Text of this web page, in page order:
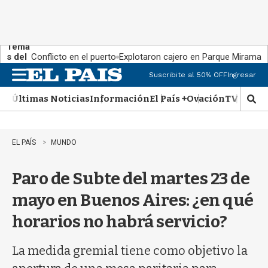
Tema
s del
día:
Conflicto en el puerto Explotaron cajero en Parque Miramar
n
u
Suscribite al 50% OFFIngresar
Últimas NoticiasInformaciónEl País +OvaciónTV Show
M
o
�
EL PAÍS MUNDO
Paro de Subte del martes 23 de
mayo en Buenos Aires: ¿en qué
horarios no habrá servicio?
La medida gremial tiene como objetivo la